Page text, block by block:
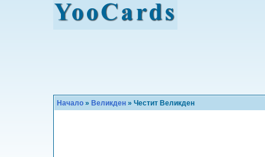
Начало » Великден » Честит Великден